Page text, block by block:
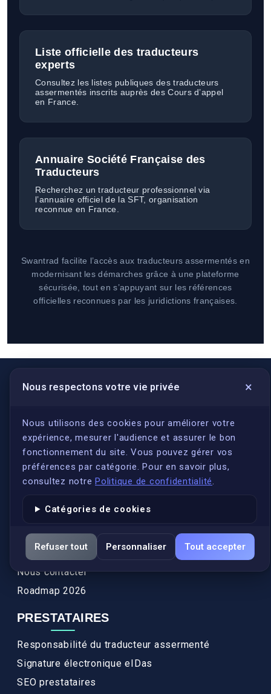
Liste officielle des traducteurs
experts
Consultez les listes publiques des traducteurs
assermentés inscrits auprès des Cours d’appel
en France.
Annuaire Société Française des
Traducteurs
Recherchez un traducteur professionnel via
l’annuaire officiel de la SFT, organisation
reconnue en France.
Swantrad facilite l’accès aux traducteurs assermentés en
modernisant les démarches grâce à une plateforme
sécurisée, tout en s’appuyant sur les références
officielles reconnues par les juridictions françaises.
Nous respectons votre vie privée ×
Nous utilisons des cookies pour améliorer votre
expérience, mesurer l'audience et assurer le bon
fonctionnement du site. Vous pouvez gérer vos
préférences par catégorie. Pour en savoir plus,
consultez notre Politique de confidentialité.
Catégories de cookies
Refuser tout Personnaliser Tout accepter
LIENS UTILES
S'inscrire
Qui sommes-nous ?
Conformité
Annuaires des traducteurs assermentés
Actualités
Services
FAQ
Nous contacter
Roadmap 2026
PRESTATAIRES
Responsabilité du traducteur assermenté
Signature électronique eIDas
SEO prestataires